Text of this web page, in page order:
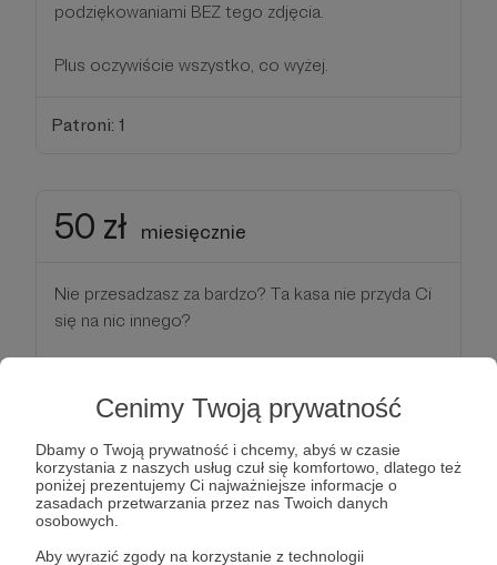
Cenimy Twoją prywatność
Dbamy o Twoją prywatność i chcemy, abyś w czasie
korzystania z naszych usług czuł się komfortowo, dlatego też
poniżej prezentujemy Ci najważniejsze informacje o
zasadach przetwarzania przez nas Twoich danych
osobowych.
Aby wyrazić zgody na korzystanie z technologii
podziękowaniami BEZ tego zdjęcia.
Plus oczywiście wszystko, co wyżej.
Patroni: 1
50 zł miesięcznie
Nie przesadzasz za bardzo? Ta kasa nie przyda Ci
się na nic innego?
Ci dziękuję :)
Jeśli zbierze się kilka takich osób, jak Ty wreszcie
przestanę dokładać do moich tekstów i opłacę
sobie domenę i serwer. Cholera, zjem coś sobie
nawet.